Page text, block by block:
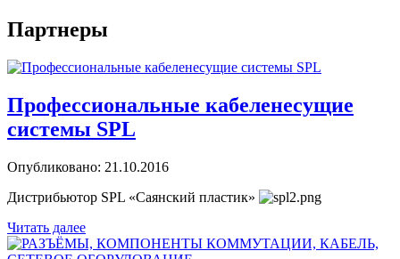
Партнеры
Профессиональные кабеленесущие
системы SPL
Опубликовано: 21.10.2016
Дистрибьютор SPL «Саянский пластик»
Читать далее